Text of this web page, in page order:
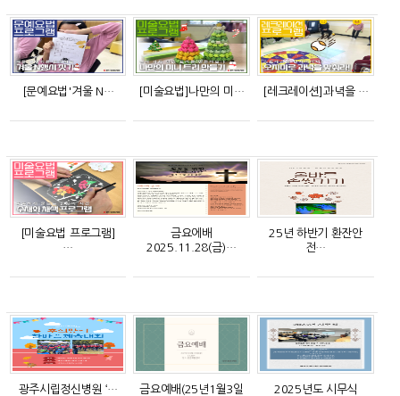
[문예요법'겨울 N… [미술요법]나만의 미… [레크레이션]과녁을 …
[미술요법 프로그램]
…
금요에배
2025.11.28(금)…
25년 하반기 환잔안
전…
광주시립정신병원 ‘…
금요예배(25년1월3일
2025년도 시무식